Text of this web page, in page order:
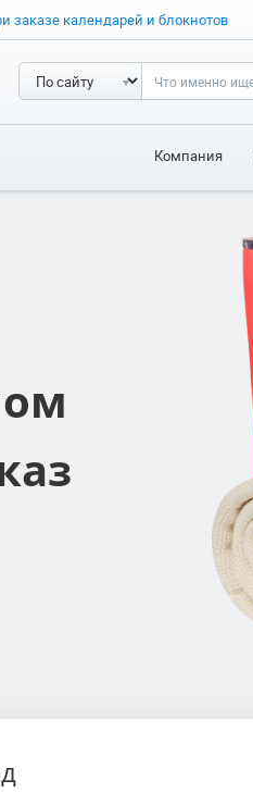
календарей и блокнотов
Компания